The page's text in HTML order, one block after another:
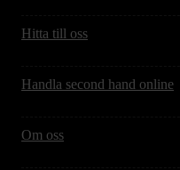
Hitta till oss
Handla second hand online
Om oss